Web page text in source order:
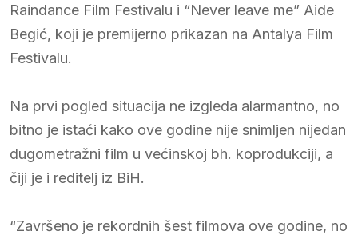
Raindance Film Festivalu i “Never leave me” Aide
Begić, koji je premijerno prikazan na Antalya Film
Festivalu.
Na prvi pogled situacija ne izgleda alarmantno, no
bitno je istaći kako ove godine nije snimljen nijedan
dugometražni film u većinskoj bh. koprodukciji, a
čiji je i reditelj iz BiH.
“Završeno je rekordnih šest filmova ove godine, no